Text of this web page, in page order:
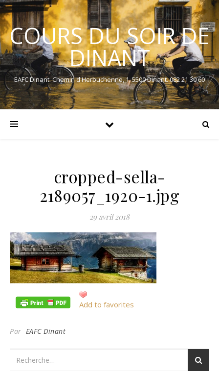
COURS DU SOIR DE
DINANT
EAFC Dinant. Chemin d'Herbuchenne, 1. 5500 Dinant. 082 21 30 60
cropped-sella-
2189057_1920-1.jpg
29 avril 2018
Add to favorites
Par EAFC Dinant